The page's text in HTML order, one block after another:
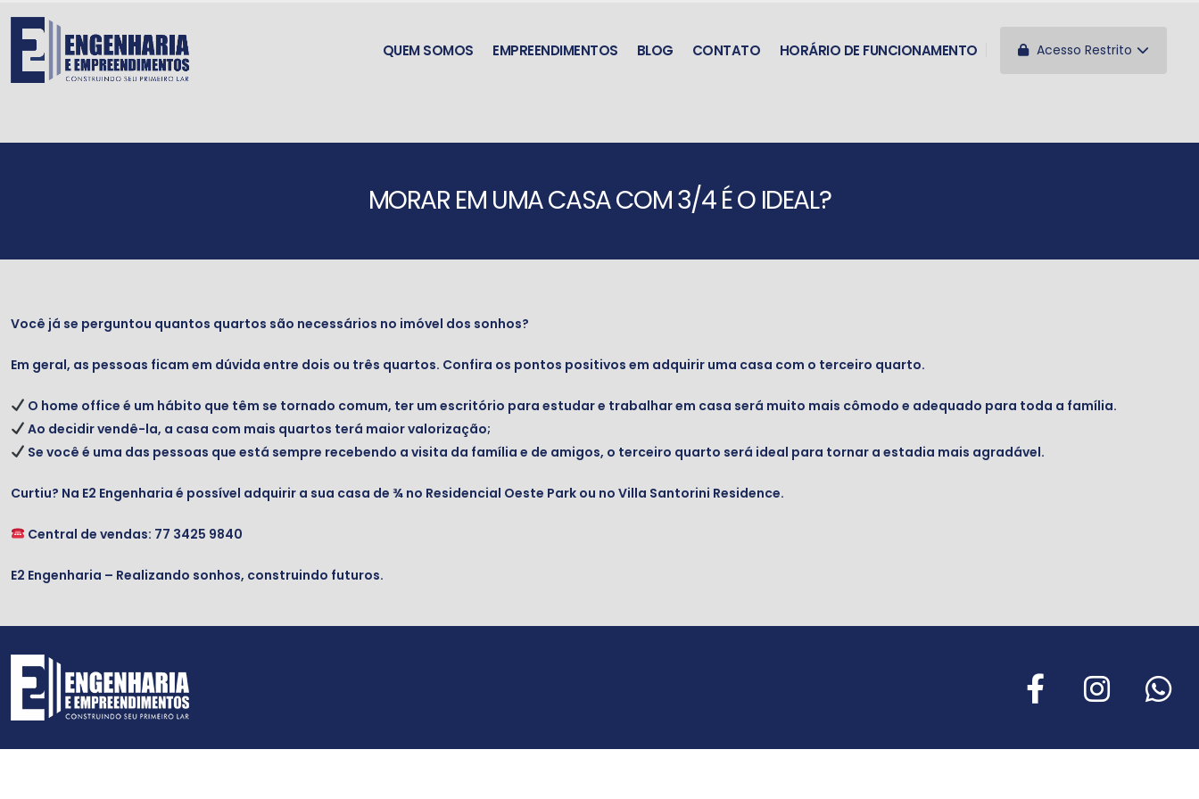
QUEM SOMOS EMPREENDIMENTOS BLOG CONTATO HORÁRIO DE FUNCIONAMENTO Acesso Restrito
MORAR EM UMA CASA COM 3/4 É O IDEAL?
Você já se perguntou quantos quartos são necessários no imóvel dos sonhos?
Em geral, as pessoas ficam em dúvida entre dois ou três quartos. Confira os pontos positivos em adquirir uma casa com o terceiro quarto.
O home office é um hábito que têm se tornado comum, ter um escritório para estudar e trabalhar em casa será muito mais cômodo e adequado para toda a família.
Ao decidir vendê-la, a casa com mais quartos terá maior valorização;
Se você é uma das pessoas que está sempre recebendo a visita da família e de amigos, o terceiro quarto será ideal para tornar a estadia mais agradável.
Curtiu? Na E2 Engenharia é possível adquirir a sua casa de ¾ no Residencial Oeste Park ou no Villa Santorini Residence.
Central de vendas: 77 3425 9840
E2 Engenharia – Realizando sonhos, construindo futuros.⠀